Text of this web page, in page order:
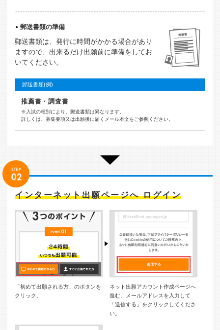
郵送書類の準備
郵送書類は、発行に時間がかかる場合があり
ますので、出来るだけ出願前に準備をしてお
いてください。
郵送書類(例)
推薦書・調査書
※入試の種別により、郵送書類は異なります。
詳しくは、募集要項又は出願後に届くメール本文をご参照ください。
インターネット出願ページへ ログイン
「初めて出願される方」のボタンを
クリック。
ネット出願アカウント作成ページへ
進む。メールアドレスを入力して
「送信する」をクリックしてくださ
い。